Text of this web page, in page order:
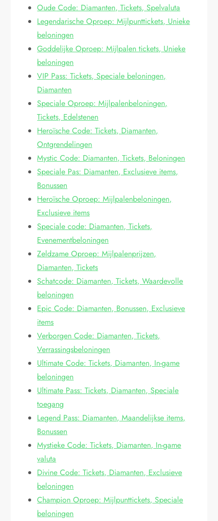
Oude Code: Diamanten, Tickets, Spelvaluta
Legendarische Oproep: Mijlpunttickets, Unieke
beloningen
Goddelijke Oproep: Mijlpalen tickets, Unieke
beloningen
VIP Pass: Tickets, Speciale beloningen,
Diamanten
Speciale Oproep: Mijlpalenbeloningen,
Tickets, Edelstenen
Heroïsche Code: Tickets, Diamanten,
Ontgrendelingen
Mystic Code: Diamanten, Tickets, Beloningen
Speciale Pas: Diamanten, Exclusieve items,
Bonussen
Heroïsche Oproep: Mijlpalenbeloningen,
Exclusieve items
Speciale code: Diamanten, Tickets,
Evenementbeloningen
Zeldzame Oproep: Mijlpalenprijzen,
Diamanten, Tickets
Schatcode: Diamanten, Tickets, Waardevolle
beloningen
Epic Code: Diamanten, Bonussen, Exclusieve
items
Verborgen Code: Diamanten, Tickets,
Verrassingsbeloningen
Ultimate Code: Tickets, Diamanten, In-game
beloningen
Ultimate Pass: Tickets, Diamanten, Speciale
toegang
Legend Pass: Diamanten, Maandelijkse items,
Bonussen
Mystieke Code: Tickets, Diamanten, In-game
valuta
Divine Code: Tickets, Diamanten, Exclusieve
beloningen
Champion Oproep: Mijlpunttickets, Speciale
beloningen